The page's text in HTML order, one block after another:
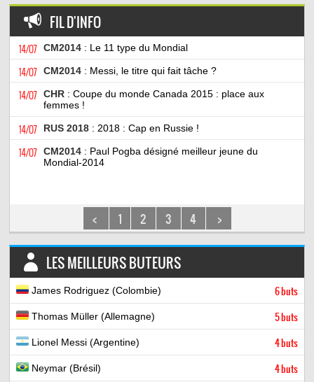
FIL D'INFO
14/07 CM2014 : Le 11 type du Mondial
14/07 CM2014 : Messi, le titre qui fait tâche ?
14/07 CHR : Coupe du monde Canada 2015 : place aux
femmes !
14/07 RUS 2018 : 2018 : Cap en Russie !
14/07 CM2014 : Paul Pogba désigné meilleur jeune du
Mondial-2014
< 1 2 3 4 >
LES MEILLEURS BUTEURS
James Rodriguez (Colombie) 6 buts
Thomas Müller (Allemagne) 5 buts
Lionel Messi (Argentine) 4 buts
Neymar (Brésil) 4 buts